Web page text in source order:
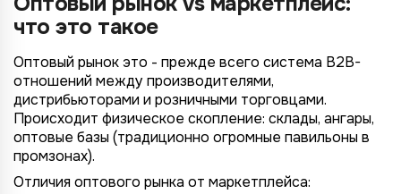
что это такое
Оптовый рынок это - прежде всего система B2B-
отношений между производителями,
дистрибьюторами и розничными торговцами.
Происходит физическое скопление: склады, ангары,
оптовые базы (традиционно огромные павильоны в
промзонах).
Отличия оптового рынка от маркетплейса: